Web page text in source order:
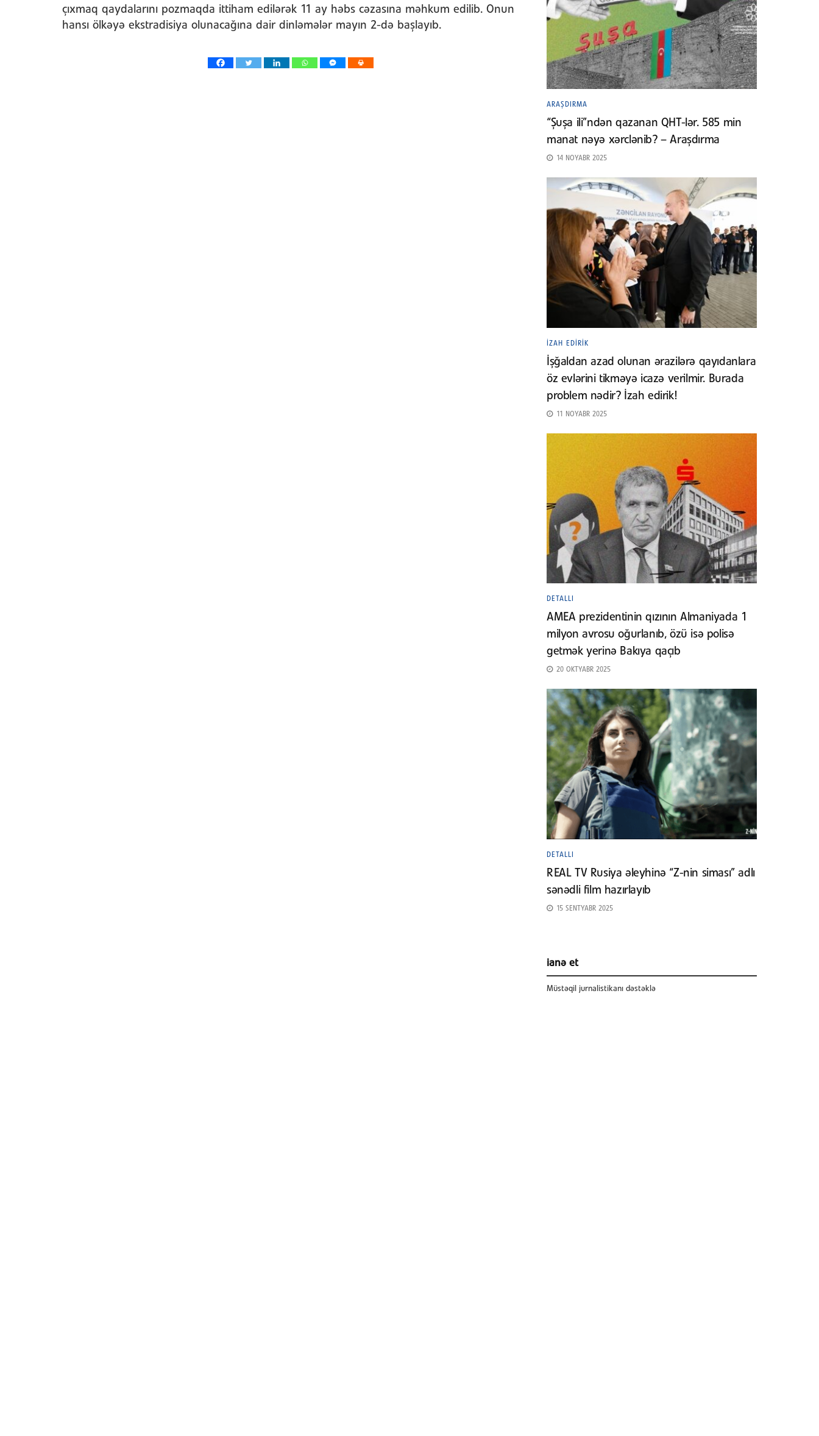
çıxmaq qaydalarını pozmaqda ittiham edilərək 11 ay həbs cəzasına məhkum edilib. Onun
hansı ölkəyə ekstradisiya olunacağına dair dinləmələr mayın 2-də başlayıb.
ARAŞDIRMA
“Şuşa ili”ndən qazanan QHT-lər. 585 min
manat nəyə xərclənib? – Araşdırma
14 NOYABR 2025
İZAH EDIRIK
İşğaldan azad olunan ərazilərə qayıdanlara
öz evlərini tikməyə icazə verilmir. Burada
problem nədir? İzah edirik!
11 NOYABR 2025
DETALLI
AMEA prezidentinin qızının Almaniyada 1
milyon avrosu oğurlanıb, özü isə polisə
getmək yerinə Bakıya qaçıb
20 OKTYABR 2025
DETALLI
REAL TV Rusiya əleyhinə “Z-nin siması” adlı
sənədli film hazırlayıb
15 SENTYABR 2025
ianə et
Müstəqil jurnalistikanı dəstəklə